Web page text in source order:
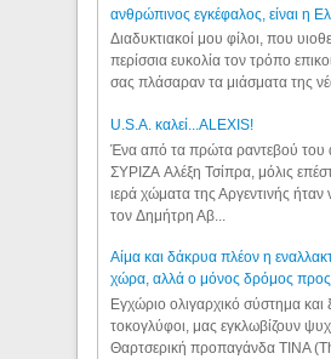
ανθρώπινος εγκέφαλος, είναι η
Διαδυκτιακοί μου φίλοι, που
περίσσια ευκολία τον τρόπο
σας πλάσαραν τα μιάσματα της
U.S.A. καλεί...ALEXIS!
Ένα από τα πρώτα ραντεβού του
ΣΥΡΙΖΑ Αλέξη Τσίπρα, μόλις
ιερά χώματα της Αργεντινής ήταν
τον Δημήτρη Αβ...
Αίμα και δάκρυα πλέον η
χώρα, αλλά ο μόνος δρόμος προς
Εγχώριο ολιγαρχικό σύστημα και
τοκογλύφοι, μας εγκλωβίζουν
Θαρτσερική προπαγάνδα TINA